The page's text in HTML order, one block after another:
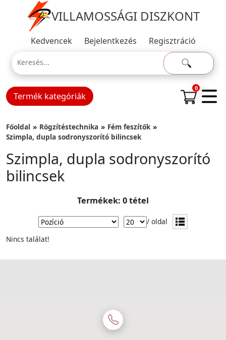
VILLAMOSSÁGI DISZKONT
Kedvencek Bejelentkezés Regisztráció
Termék kategóriák
0
Főoldal Rögzítéstechnika
Fém feszítők
Szimpla, dupla sodronyszorító bilincsek
Szimpla, dupla sodronyszorító
bilincsek
Termékek: 0 tétel
/ oldal
Nincs találat!